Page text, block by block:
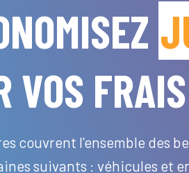
VOS
couvrent l'ensemble des
suivants : véhicules et